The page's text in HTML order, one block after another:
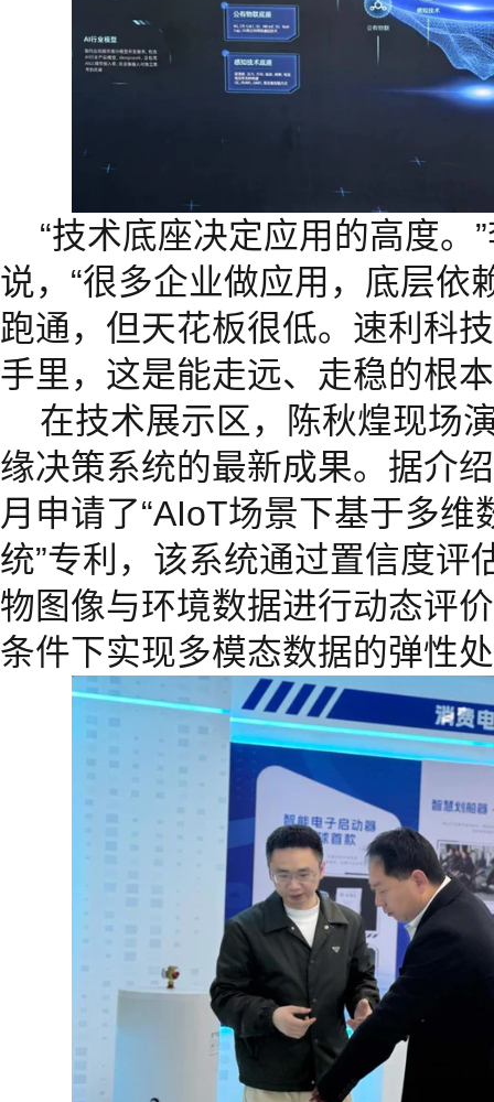
“技术底座决定应用的高度。
说，“很多企业做应用，底层依
跑通，但天花板很低。速利科
手里，这是能走远、走稳的根
在技术展示区，陈秋煌现场
缘决策系统的最新成果。据介
月申请了“AIoT场景下基于多
统”专利，该系统通过置信度评
物图像与环境数据进行动态评
条件下实现多模态数据的弹性